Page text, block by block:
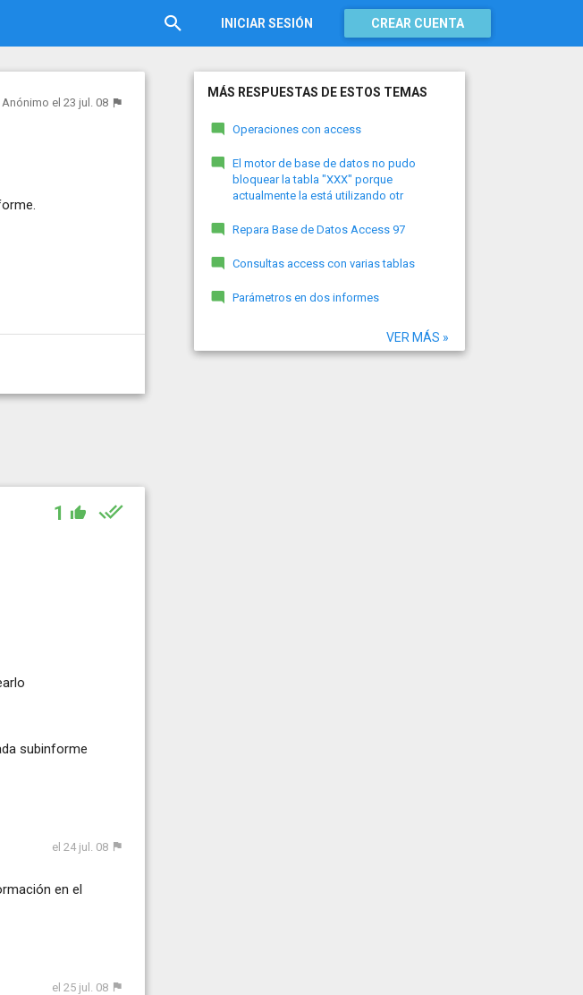
INICIAR SESIÓN CREAR CUENTA
Anónimo el 23 jul. 08
1
subinforme
el 24 jul. 08
en el
el 25 jul. 08
MÁS RESPUESTAS DE ESTOS TEMAS
Operaciones con access
El motor de base de datos no pudo
bloquear la tabla "XXX" porque
actualmente la está utilizando otr
Repara Base de Datos Access 97
Consultas access con varias tablas
Parámetros en dos informes
VER MÁS »